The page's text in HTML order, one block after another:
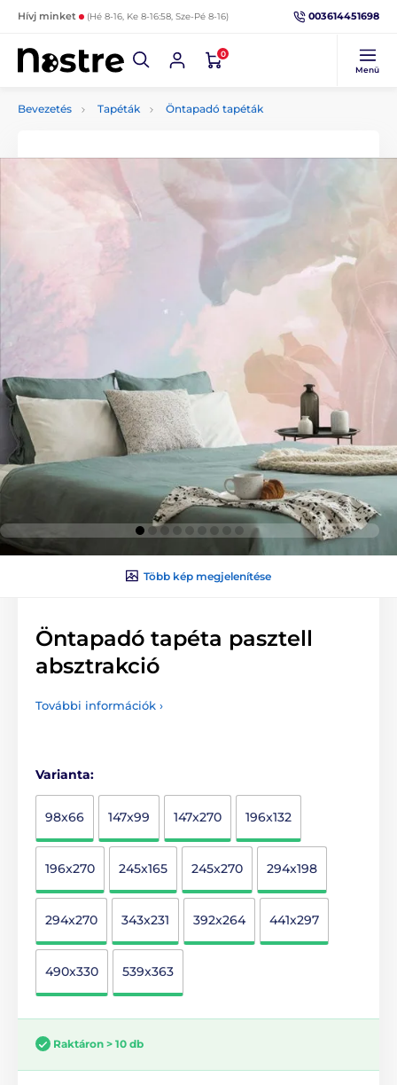
Hívj minket (Hé 8-16, Ke 8-16:58, Sze-Pé 8-16) 003614451698
0
Menü
Bevezetés Tapéták Öntapadó tapéták
Több kép megjelenítése
Öntapadó tapéta pasztell
absztrakció
További információk ›
Varianta:
98x66 147x99 147x270 196x132
196x270 245x165 245x270 294x198
294x270 343x231 392x264 441x297
490x330 539x363
Raktáron > 10 db